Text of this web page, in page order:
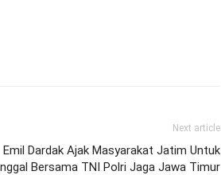
Next article
Emil Dardak Ajak Masyarakat Jatim Untuk
Bersama TNI Polri Jaga Jawa Timur